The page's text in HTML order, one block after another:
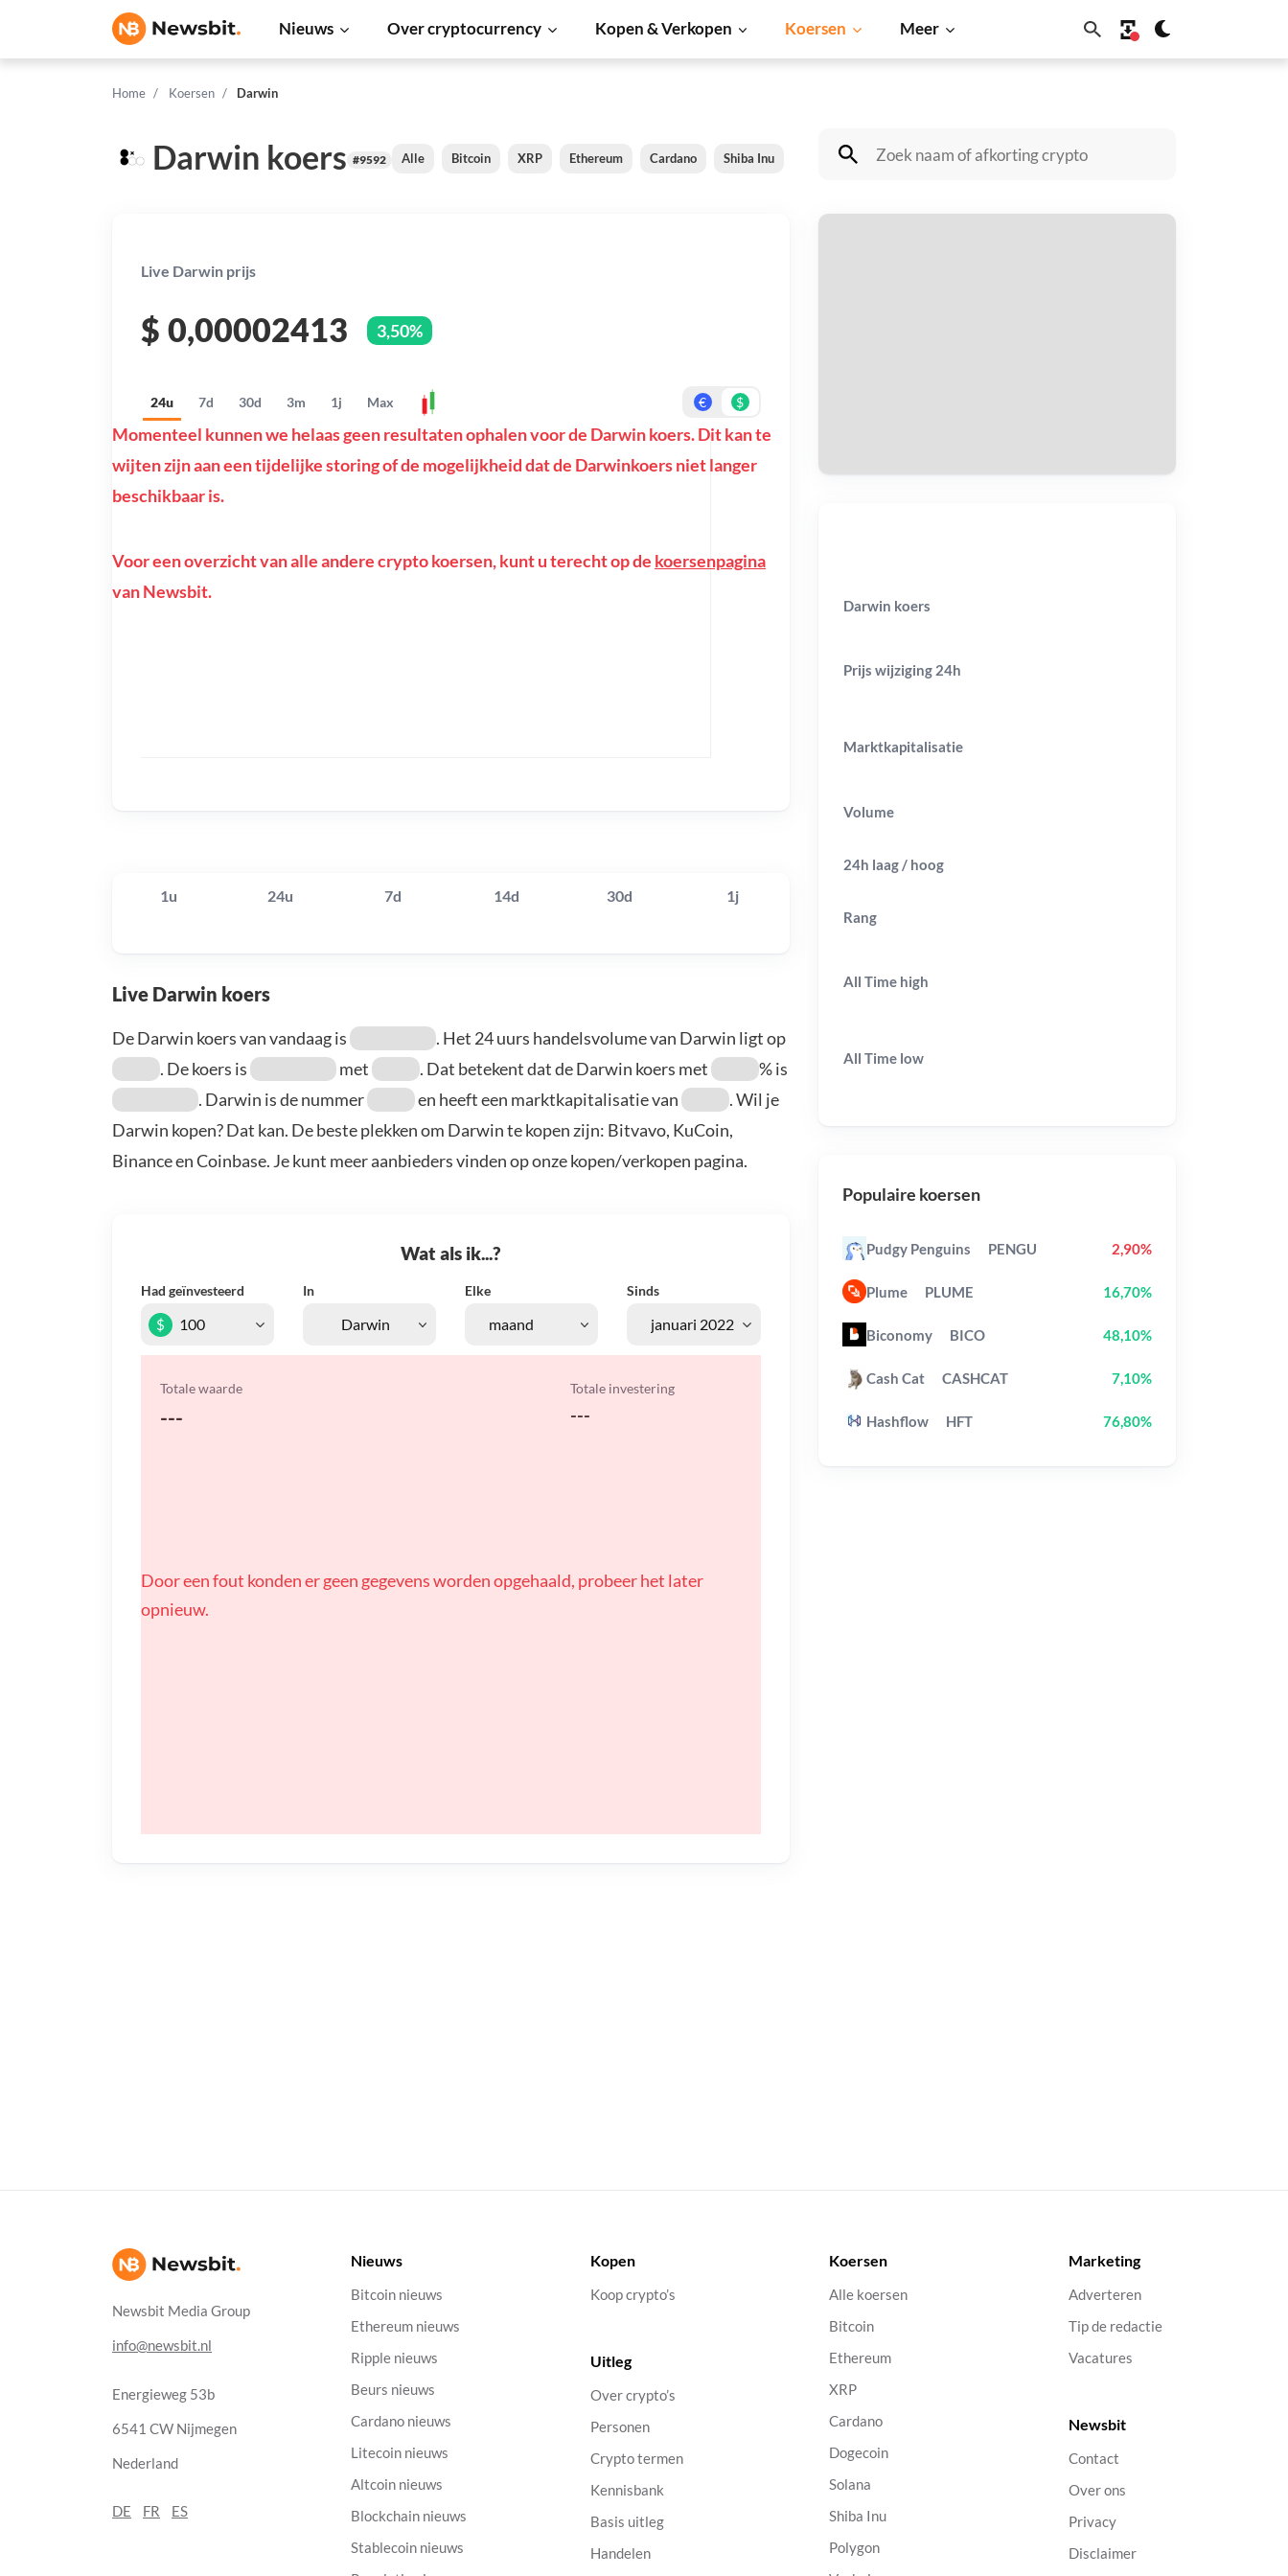
Nieuws Over cryptocurrency Kopen & Verkopen Koersen Meer
Home Koersen Darwin
Darwin koers #9592 Alle Bitcoin XRP Ethereum Cardano Shiba Inu Dogecoin Solana BNB
Live Darwin prijs
$ 0,00002413 3,50%
24u 7d 30d 3m 1j Max € $
Momenteel kunnen we helaas geen resultaten ophalen voor de Darwin koers. Dit kan te
wijten zijn aan een tijdelijke storing of de mogelijkheid dat de Darwinkoers niet langer
beschikbaar is.
Voor een overzicht van alle andere crypto koersen, kunt u terecht op de koersenpagina
van Newsbit.
1u 24u 7d 14d 30d 1j
Live Darwin koers
De Darwin koers van vandaag is
. Het 24 uurs handelsvolume van Darwin ligt op
. De koers is
met . Dat betekent dat de Darwin koers met
% is
. Darwin is de nummer
en heeft een marktkapitalisatie van
. Wil je
Darwin kopen? Dat kan. De beste plekken om Darwin te kopen zijn: Bitvavo, KuCoin,
Binance en Coinbase. Je kunt meer aanbieders vinden op onze kopen/verkopen pagina.
Wat als ik...?
Had geïnvesteerd In Elke Sinds
$
Totale waarde
---
Totale investering
---
Door een fout konden er geen gegevens worden opgehaald, probeer het later
opnieuw.
Darwin koers
Prijs wijziging 24h
Marktkapitalisatie
Volume
24h laag / hoog
Rang
All Time high
All Time low
Populaire koersen
Pudgy Penguins PENGU 2,90%
Plume PLUME 16,70%
Biconomy BICO 48,10%
Cash Cat CASHCAT 7,10%
Hashflow HFT 76,80%
Newsbit Media Group
info@newsbit.nl
Energieweg 53b
6541 CW Nijmegen
Nederland
DE FR ES
Nieuws
Bitcoin nieuws
Ethereum nieuws
Ripple nieuws
Beurs nieuws
Cardano nieuws
Litecoin nieuws
Altcoin nieuws
Blockchain nieuws
Stablecoin nieuws
Kopen
Koop crypto’s
Uitleg
Over crypto’s
Personen
Crypto termen
Kennisbank
Basis uitleg
Handelen
Koersen
Alle koersen
Bitcoin
Ethereum
XRP
Cardano
Dogecoin
Solana
Shiba Inu
Polygon
Marketing
Adverteren
Tip de redactie
Vacatures
Newsbit
Contact
Over ons
Privacy
Disclaimer